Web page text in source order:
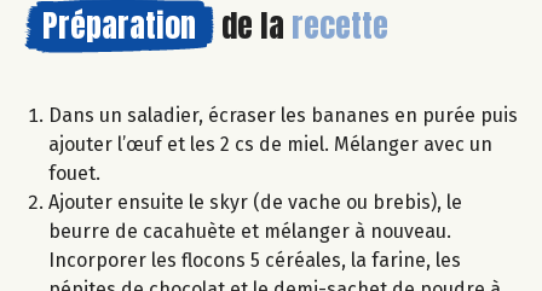
Préparation de la recette
Dans un saladier, écraser les bananes en purée puis
ajouter l’œuf et les 2 cs de miel. Mélanger avec un
fouet.
Ajouter ensuite le skyr (de vache ou brebis), le
beurre de cacahuète et mélanger à nouveau.
Incorporer les flocons 5 céréales, la farine, les